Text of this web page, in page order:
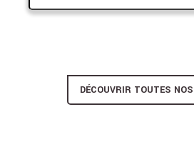
DÉCOUVRIR TOUTES